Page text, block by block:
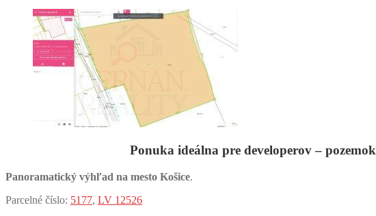
Ponuka ideálna pre developerov – pozemok
Panoramatický výhľad na mesto Košice.
Parcelné číslo: 5177, LV 12526